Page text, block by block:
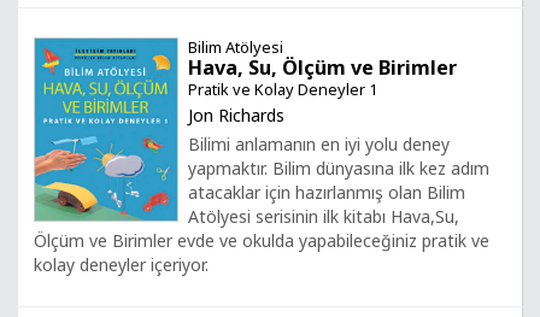
Bilim Atölyesi
Hava, Su, Ölçüm ve Birimler
Pratik ve Kolay Deneyler 1
Jon Richards
Bilimi anlamanın en iyi yolu deney
yapmaktır. Bilim dünyasına ilk kez adım
atacaklar için hazırlanmış olan Bilim
Atölyesi serisinin ilk kitabı Hava,Su,
Ölçüm ve Birimler evde ve okulda yapabileceğiniz pratik ve
kolay deneyler içeriyor.